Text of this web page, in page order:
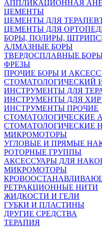
АППЛИКАЦИОННАЯ
ЦЕМЕНТЫ
ЦЕМЕНТЫ ДЛЯ
ЦЕМЕНТЫ ДЛЯ
БОРЫ, ПОЛИРЫ,
АЛМАЗНЫЕ БОРЫ
ТВЕРДОСПЛАВНЫЕ
ФРЕЗЫ
ПРОЧИЕ БОРЫ И
СТОМАТОЛОГИЧЕСКИЙ
ИНСТРУМЕНТЫ ДЛЯ
ИНСТРУМЕНТЫ ДЛЯ
ИНСТРУМЕНТЫ ПРОЧИЕ
СТОМАТОЛОГИЧЕСКИЕ
СТОМАТОЛОГИЧЕСКИЕ
МИКРОМОТОРЫ
УГЛОВЫЕ И ПРЯМЫЕ
РОТОРНЫЕ ГРУППЫ
АКСЕССУАРЫ ДЛЯ
МИКРОМОТОРЫ
РЕТРАКЦИОННЫЕ НИТИ
ЖИДКОСТИ И ГЕЛИ
ГУБКИ И ПЛАСТИНЫ
ДРУГИЕ СРЕДСТВА
ТЕРАПИЯ